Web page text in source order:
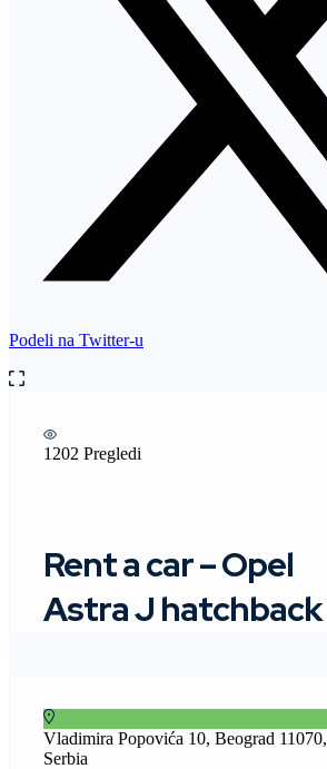
Podeli na Twitter-u
1202 Pregledi
Rent a car – Opel
Astra J hatchback
Vladimira Popovića 10, Beograd 11070,
Serbia